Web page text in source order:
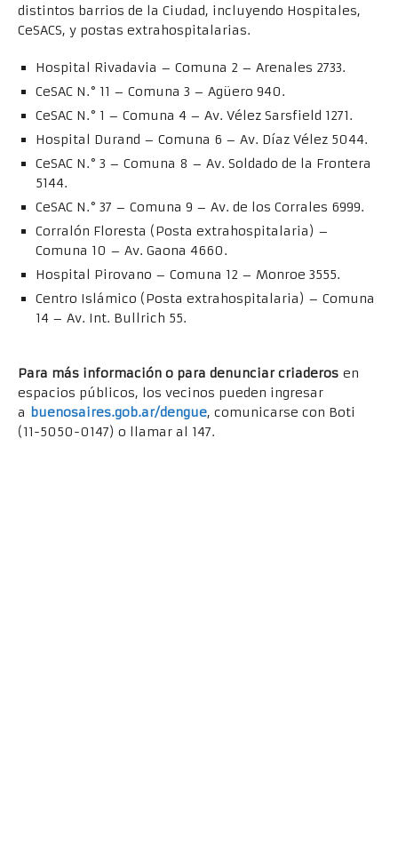
distintos barrios de la Ciudad, incluyendo Hospitales,
CeSACS, y postas extrahospitalarias.
Hospital Rivadavia – Comuna 2 – Arenales 2733.
CeSAC N.° 11 – Comuna 3 – Agüero 940.
CeSAC N.° 1 – Comuna 4 – Av. Vélez Sarsfield 1271.
Hospital Durand – Comuna 6 – Av. Díaz Vélez 5044.
CeSAC N.° 3 – Comuna 8 – Av. Soldado de la Frontera
5144.
CeSAC N.° 37 – Comuna 9 – Av. de los Corrales 6999.
Corralón Floresta (Posta extrahospitalaria) –
Comuna 10 – Av. Gaona 4660.
Hospital Pirovano – Comuna 12 – Monroe 3555.
Centro Islámico (Posta extrahospitalaria) – Comuna
14 – Av. Int. Bullrich 55.
Para más información o para denunciar criaderos en
espacios públicos, los vecinos pueden ingresar
a buenosaires.gob.ar/dengue, comunicarse con Boti
(11-5050-0147) o llamar al 147.